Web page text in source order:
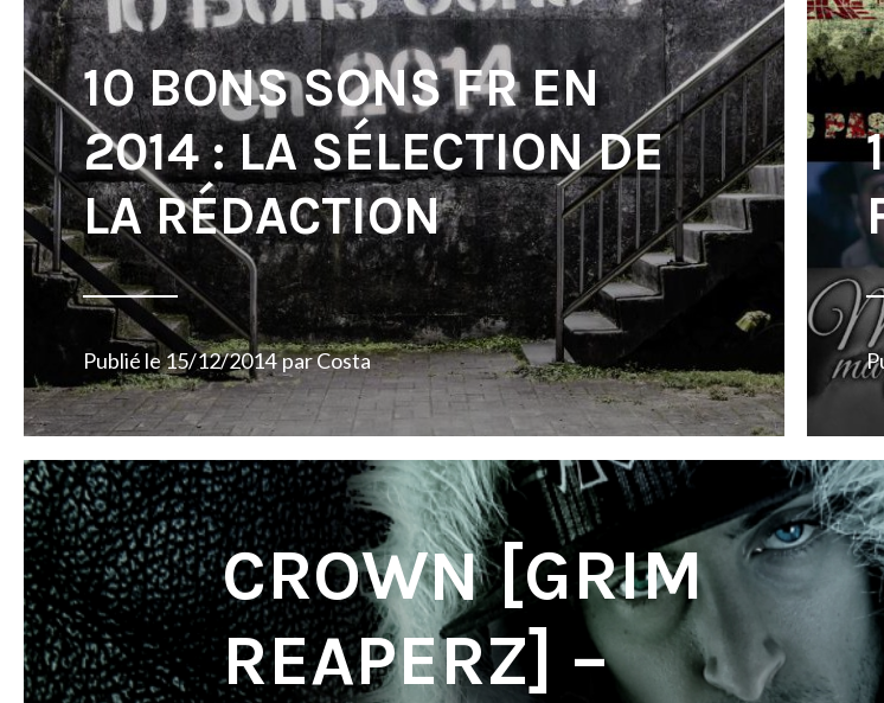
10 BONS SONS FR EN
2014 : LA SÉLECTION DE
LA RÉDACTION
Publié le15/12/2014 parCosta
CROWN [GRIM
REAPERZ] –